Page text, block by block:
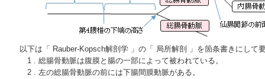
以下は「 Rauber-Kopsch解剖学 」の「 局所解剖 」を箇条書きにして
1 . 総腸骨動脈は腹膜と腸の一部によって被われている。
2 . 左の総腸骨動脈の前には下腸間膜動脈がある。